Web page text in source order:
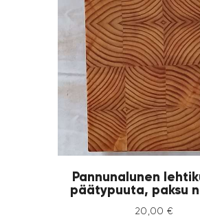
Pannunalunen
päätypuuta, paksu
20 00 €